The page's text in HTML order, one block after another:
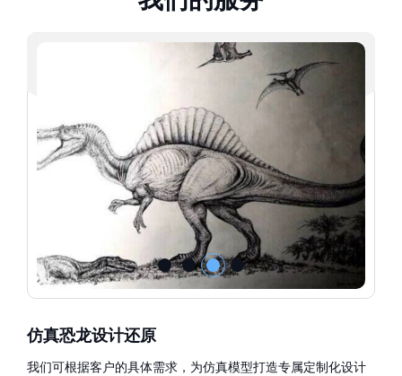
仿真恐龙设计还原
我们可根据客户的具体需求，为仿真模型打造专属定制化设计